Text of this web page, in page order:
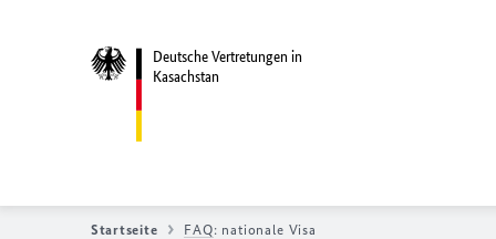
Deutsche Vertretungen in
Kasachstan
Startseite FAQ: nationale Visa